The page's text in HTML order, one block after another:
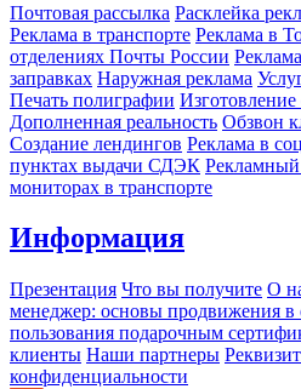
Почтовая рассылка Расклейка
Реклама в транспорте Реклама в
отделениях Почты России
заправках Наружная реклама
Печать полиграфии Изготовление
Дополненная реальность Обзвон
Создание лендингов Реклама в
пунктах выдачи СДЭК
мониторах в транспорте
Информация
Презентация Что вы получите О
менеджер: основы продвижения в
пользования подарочным
клиенты Наши партнеры
конфиденциальности